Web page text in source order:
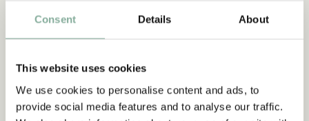
Consent Details About
This website uses cookies
We use cookies to personalise content and ads, to
provide social media features and to analyse our traffic.
MICHEL AUS LÖNNEBERGA MICHEL AUS LÖNNEBERGA